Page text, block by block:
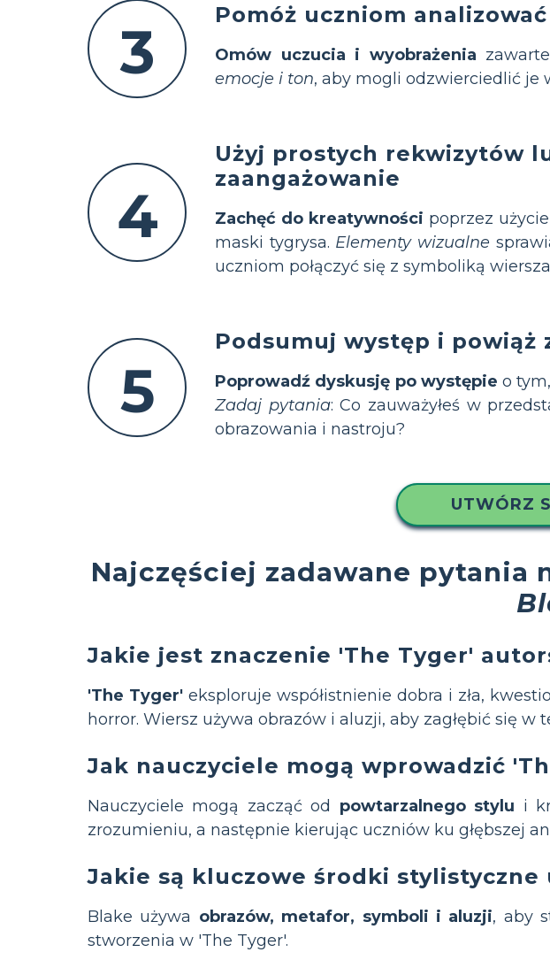
3
Pomóż uczniom
Omów uczucia i wyobrażenia
emocje i ton, aby mogli odzwierciedlić je
4
Użyj prostych rekwizytów
zaangażowanie
Zachęć do kreatywności poprzez
maski tygrysa. Elementy wizualne
uczniom połączyć się z symboliką
5
Podsumuj występ i powiąż
Poprowadź dyskusję po występie o
Zadaj pytania: Co zauważyłeś w
obrazowania i nastroju?
UTWÓRZ
Najczęściej zadawane pytania
Jakie jest znaczenie 'The Tyger'
'The Tyger' eksploruje współistnienie dobra i zła,
horror. Wiersz używa obrazów i aluzji, aby zagłębić się
Jak nauczyciele mogą wprowadzić
Nauczyciele mogą zacząć od powtarzalnego stylu i
zrozumieniu, a następnie kierując uczniów ku głębszej
Jakie są kluczowe środki stylistyczne
Blake używa obrazów, metafor, symboli i aluzji, aby
stworzenia w 'The Tyger'.